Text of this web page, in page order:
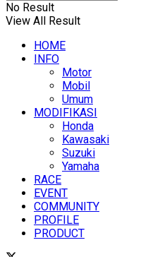
No Result
View All Result
HOME
INFO
Motor
Mobil
Umum
MODIFIKASI
Honda
Kawasaki
Suzuki
Yamaha
RACE
EVENT
COMMUNITY
PROFILE
PRODUCT